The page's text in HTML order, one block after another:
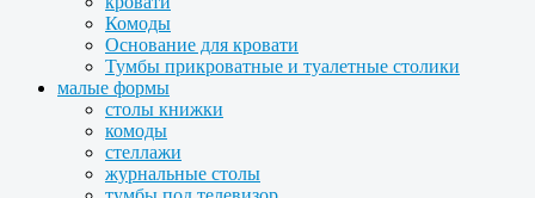
Комоды
Основание для кровати
Тумбы прикроватные и туалетные столики
малые формы
столы книжки
комоды
стеллажи
журнальные столы